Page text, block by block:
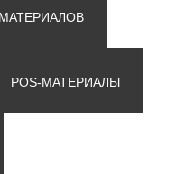
POS-МАТЕРИАЛЫ